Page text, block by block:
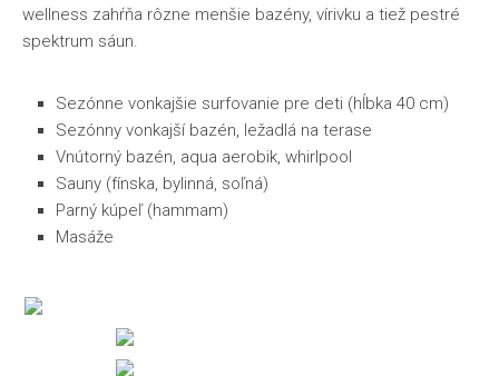
wellness zahŕňa rôzne menšie bazény, vírivku a tiež pestré
spektrum sáun.
Sezónne vonkajšie surfovanie pre deti (hĺbka 40 cm)
Sezónny vonkajší bazén, ležadlá na terase
Vnútorný bazén, aqua aerobik, whirlpool
Sauny (fínska, bylinná, soľná)
Parný kúpeľ (hammam)
Masáže